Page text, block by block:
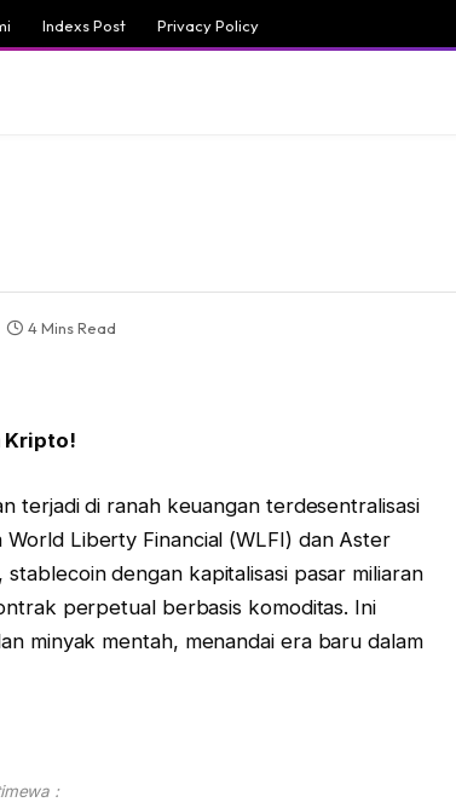
Indexs Post Privacy Policy
4 Mins Read
Kripto!
terjadi di ranah keuangan terdesentralisasi
Liberty Financial (WLFI) dan Aster
dengan kapitalisasi pasar miliaran
perpetual berbasis komoditas. Ini
minyak mentah, menandai era baru dalam
: